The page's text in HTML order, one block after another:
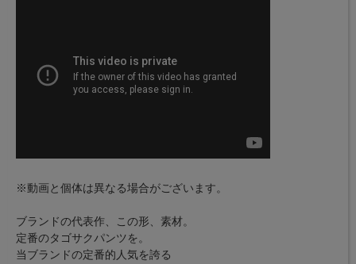
※動画と個体は異なる場合がございます。
ブランドの代表作、この形、素材。
定番のタゴサクパンツを。
当ブランドの定番的人気を誇る